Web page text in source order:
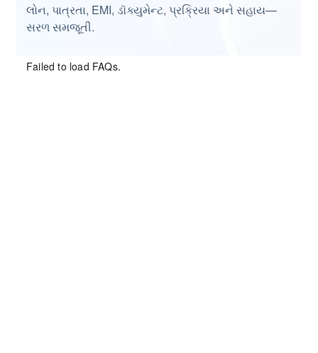
લોન, પાત્રતા, EMI, ડૉક્યુમેન્ટ, પ્રક્રિયા અને સહાય—
સરળ સમજૂતી.
Failed to load FAQs.